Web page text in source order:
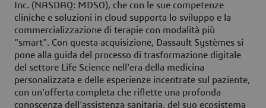
Inc. (NASDAQ: MDSO), che con le sue competenze
cliniche e soluzioni in cloud supporta lo sviluppo e la
commercializzazione di terapie con modalità più
"smart". Con questa acquisizione, Dassault Systèmes si
pone alla guida del processo di trasformazione digitale
del settore Life Science nell'era della medicina
personalizzata e delle esperienze incentrate sul paziente,
con un'offerta completa che riflette una profonda
conoscenza dell’assistenza sanitaria, del suo ecosistema